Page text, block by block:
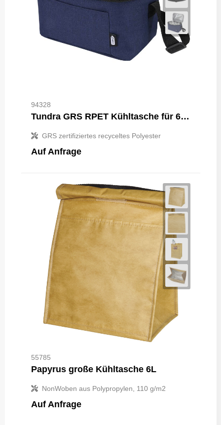
94328
Tundra GRS RPET Kühltasche für 6 Dosen 5L
GRS zertifiziertes recyceltes Polyester
Auf Anfrage
55785
Papyrus große Kühltasche 6L
NonWoben aus Polypropylen, 110 g/m2
Auf Anfrage